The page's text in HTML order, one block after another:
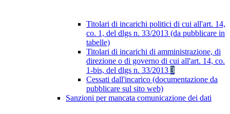
Titolari di incarichi politici di cui all'art. 14,
co. 1, del dlgs n. 33/2013 (da pubblicare in
tabelle)
Titolari di incarichi di amministrazione, di
direzione o di governo di cui all'art. 14, co.
1-bis, del dlgs n. 33/2013 3
Cessati dall'incarico (documentazione da
pubblicare sul sito web)
Sanzioni per mancata comunicazione dei dati